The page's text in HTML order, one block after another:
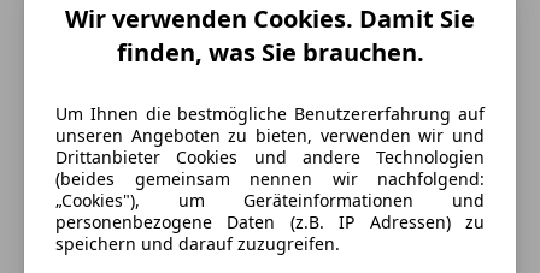
Schadstoffklasse
Euro 6
Kraftstoff
Benzin
CO₂-Emissionen
152 g/km (komb.)
Wir verwenden Cookies. Damit Sie
finden, was Sie brauchen.
Um Ihnen die bestmögliche Benutzererfahrung auf
unseren Angeboten zu bieten, verwenden wir und
Drittanbieter Cookies und andere Technologien
(beides gemeinsam nennen wir nachfolgend:
„Cookies"), um Geräteinformationen und
personenbezogene Daten (z.B. IP Adressen) zu
speichern und darauf zuzugreifen.